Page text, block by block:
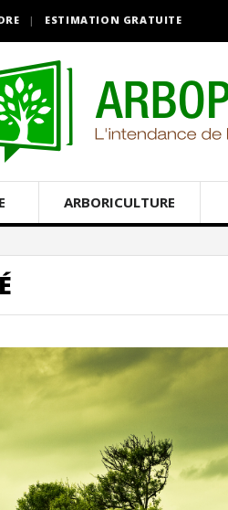
ESTIMATION GRATUITE
ARBORICULTURE